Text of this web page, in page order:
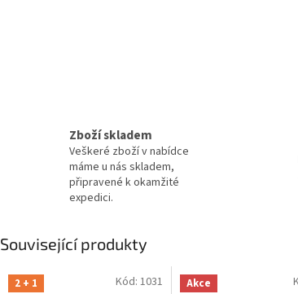
Zboží skladem
Veškeré zboží v nabídce
máme u nás skladem,
připravené k okamžité
expedici.
Související produkty
2 + 1 Kód: 1031
Akce